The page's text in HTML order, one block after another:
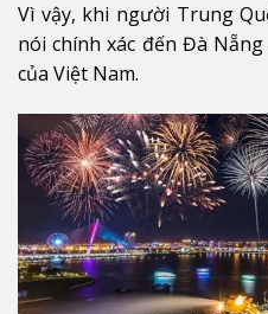
Vì vậy, khi người Trung
nói chính xác đến Đà
của Việt Nam.